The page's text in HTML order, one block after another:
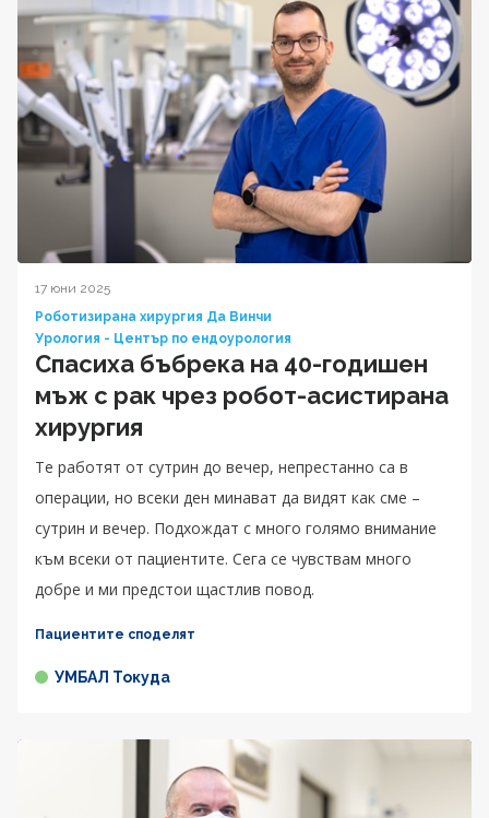
17 юни 2025
Роботизирана хирургия Да Винчи
Урология - Център по ендоурология
Спасиха бъбрека на 40-годишен
мъж с рак чрез робот-асистирана
хирургия
Те работят от сутрин до вечер, непрестанно са в
операции, но всеки ден минават да видят как сме –
сутрин и вечер. Подхождат с много голямо внимание
към всеки от пациентите. Сега се чувствам много
добре и ми предстои щастлив повод.
Пациентите споделят
УМБАЛ Токуда